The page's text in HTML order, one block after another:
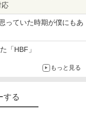
っていた時期が僕にもあ
「HBF」
もっと見る
する